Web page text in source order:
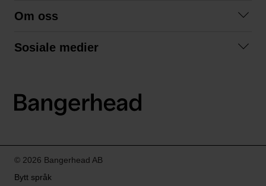
Kjøpsvilkår
Om oss
Sosiale medier
LinkedIn
© 2026 Bangerhead AB
Bytt språk